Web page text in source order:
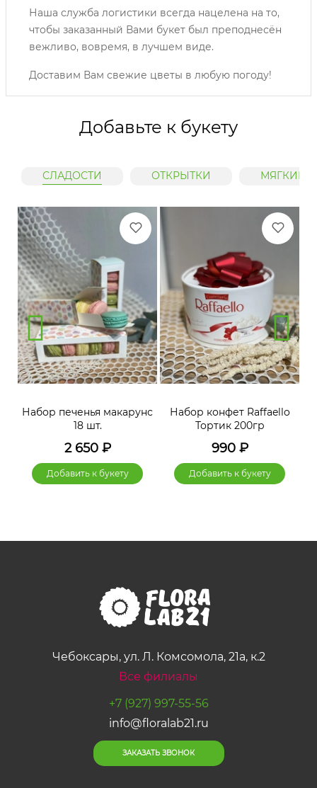
Наша служба логистики всегда нацелена на то,
чтобы заказанный Вами букет был преподнесён
вежливо, вовремя, в лучшем виде.
Доставим Вам свежие цветы в любую погоду!
Добавьте к букету
СЛАДОСТИ ОТКРЫТКИ МЯГКИЕ
Набор печенья макарунс
18 шт.
2 650₽
Добавить к букету
Набор конфет Raffaello
Тортик 200гр
990₽
Добавить к букету
Чебоксары, ул. Л. Комсомола, 21а, к.2
Все филиалы
+7 (927) 997-55-56
info@floralab21.ru
ЗАКАЗАТЬ ЗВОНОК